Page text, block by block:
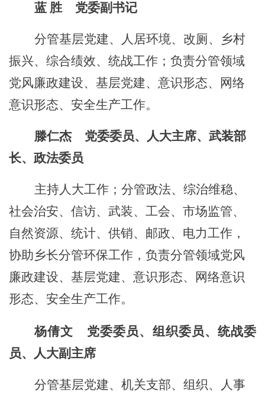
蓝 胜 党委副书记
分管基层党建、 人居环境、改厕、
乡村
振兴、 综合绩效、 统战工作； 负责分管领域
党风廉政建设、基层党建、 意识形态、
网络
意识形态、 安全生产工作。
滕仁杰 党委委员、人大主席、武装部
长、政法委员
主持人大工作；分管政法、综治维稳、
社会治安、 信访、武装、 工会、市场监管、
自然资源、统计、供销、邮政、电力工作，
协助乡长分管环保工作， 负责分管领域党风
廉政建设、 基层党建、 意识形态、
网络意识
形态、 安全生产工作。
杨倩文 党委委员、组织委员、统战委
员、人大副主席
分管基层党建、机关支部、组织、人事